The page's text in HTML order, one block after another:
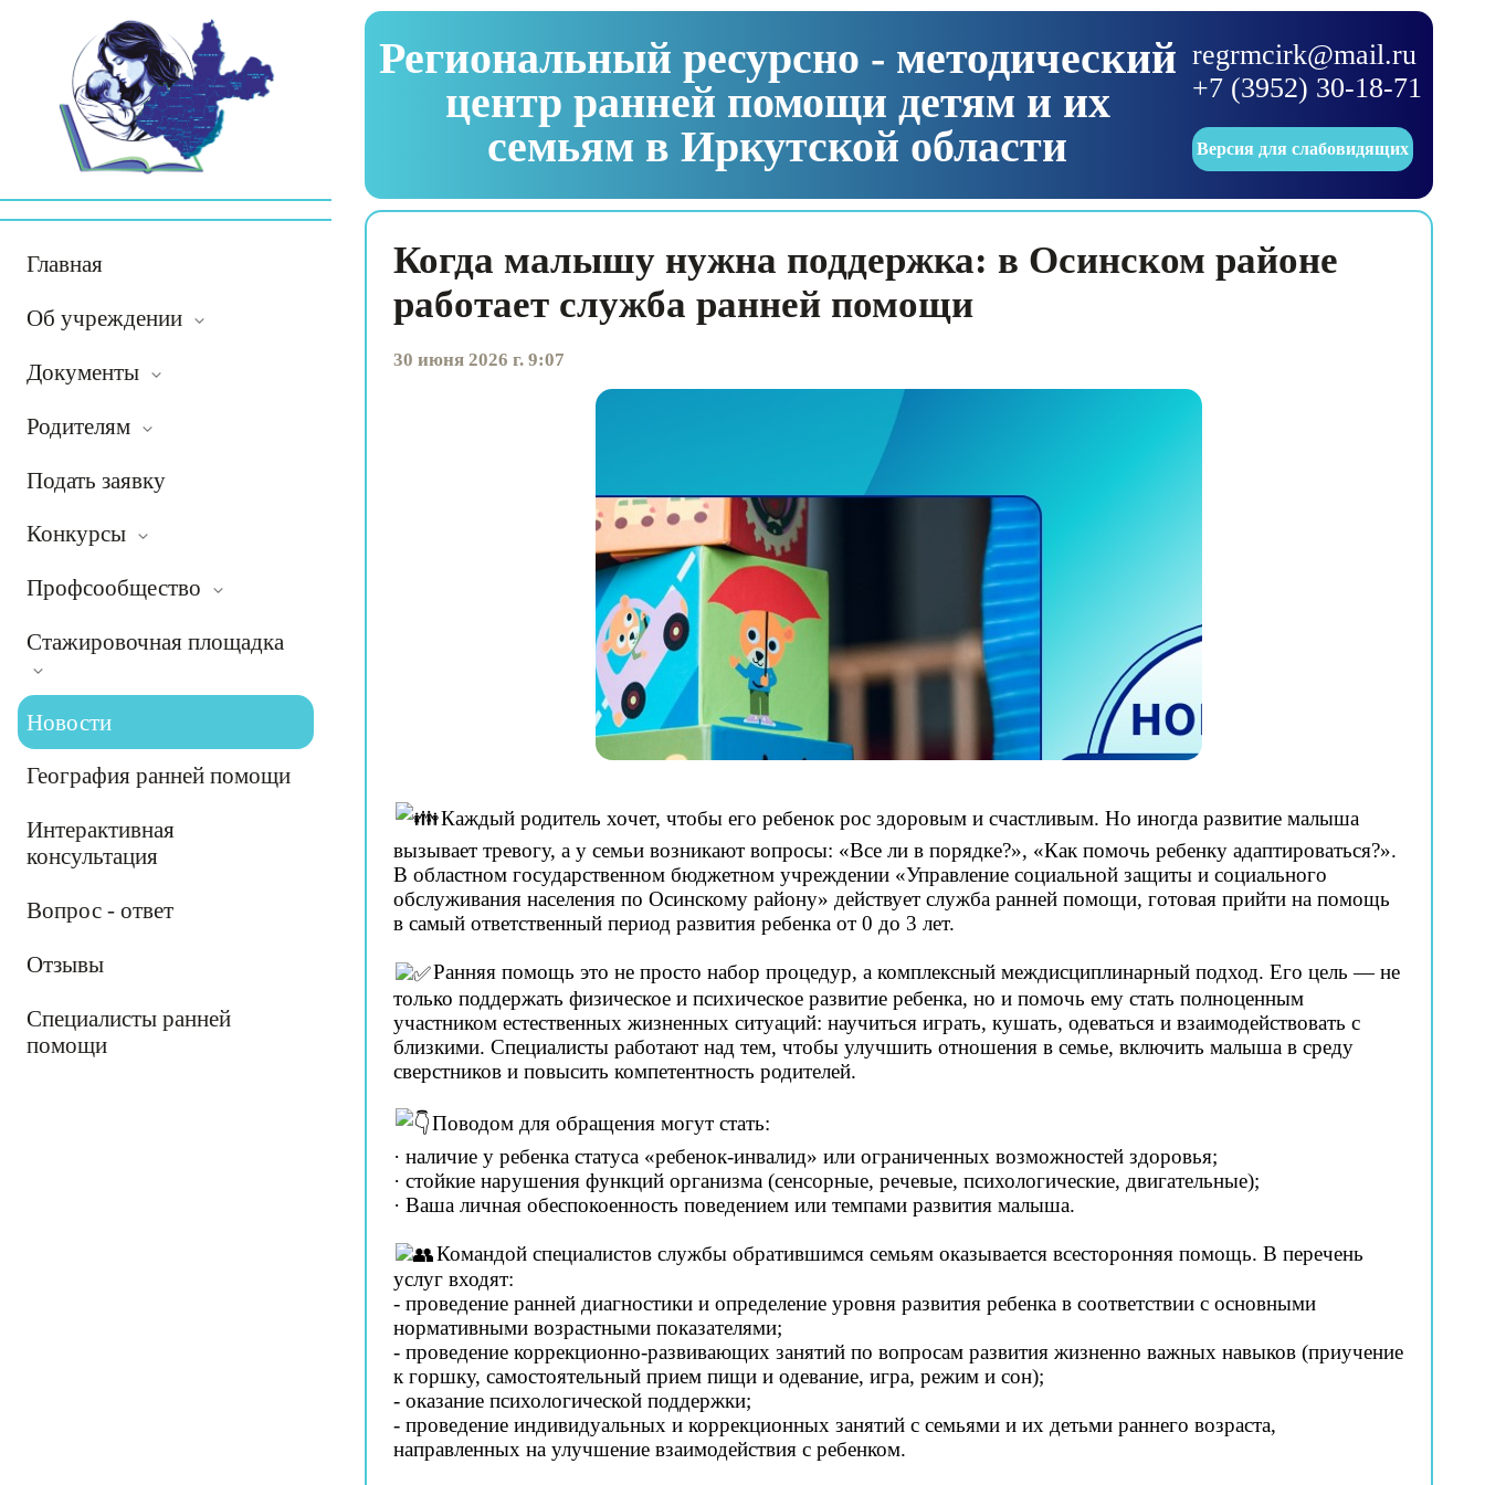
Главная
Об учреждении
Документы
Родителям
Подать заявку
Конкурсы
Профсообщество
Стажировочная площадка
Новости
География ранней помощи
Интерактивная
консультация
Вопрос - ответ
Отзывы
Специалисты ранней
помощи
Региональный ресурсно - методический
центр ранней помощи детям и их
семьям в Иркутской области
regrmcirk@mail.ru
+7 (3952) 30-18-71
Версия для слабовидящих
Когда малышу нужна поддержка: в Осинском районе
работает служба ранней помощи
30 июня 2026 г. 9:07
Каждый родитель хочет, чтобы его ребенок рос здоровым и счастливым. Но иногда развитие малыша
вызывает тревогу, а у семьи возникают вопросы: «Все ли в порядке?», «Как помочь ребенку адаптироваться?».
В областном государственном бюджетном учреждении «Управление социальной защиты и социального
обслуживания населения по Осинскому району» действует служба ранней помощи, готовая прийти на помощь
в самый ответственный период развития ребенка от 0 до 3 лет.
Ранняя помощь это не просто набор процедур, а комплексный междисциплинарный подход. Его цель — не
только поддержать физическое и психическое развитие ребенка, но и помочь ему стать полноценным
участником естественных жизненных ситуаций: научиться играть, кушать, одеваться и взаимодействовать с
близкими. Специалисты работают над тем, чтобы улучшить отношения в семье, включить малыша в среду
сверстников и повысить компетентность родителей.
Поводом для обращения могут стать:
· наличие у ребенка статуса «ребенок-инвалид» или ограниченных возможностей здоровья;
· стойкие нарушения функций организма (сенсорные, речевые, психологические, двигательные);
· Ваша личная обеспокоенность поведением или темпами развития малыша.
Командой специалистов службы обратившимся семьям оказывается всесторонняя помощь. В перечень
услуг входят:
- проведение ранней диагностики и определение уровня развития ребенка в соответствии с основными
нормативными возрастными показателями;
- проведение коррекционно-развивающих занятий по вопросам развития жизненно важных навыков (приучение
к горшку, самостоятельный прием пищи и одевание, игра, режим и сон);
- оказание психологической поддержки;
- проведение индивидуальных и коррекционных занятий с семьями и их детьми раннего возраста,
направленных на улучшение взаимодействия с ребенком.